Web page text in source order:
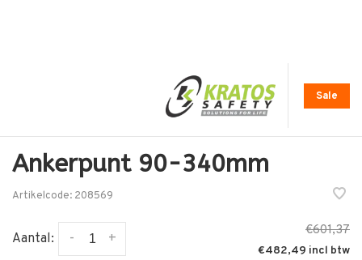
Sale
Ankerpunt 90-340mm
Artikelcode: 208569
Aantal: +
-
€601,37
€482,49